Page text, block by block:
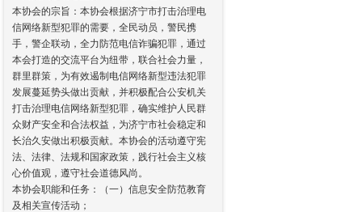
本协会的宗旨：本协会根据济宁市打击治理电
信网络新型犯罪的需要，全民动员，警民携
手，警企联动，全力防范电信诈骗犯罪，通过
本会打造的交流平台为纽带，联合社会力量，
群里群策，为有效遏制电信网络新型违法犯罪
发展蔓延势头做出贡献，并积极配合公安机关
打击治理电信网络新型犯罪，确实维护人民群
众财产安全和合法权益，为济宁市社会稳定和
长治久安做出积极贡献。本协会的活动遵守宪
法、法律、法规和国家政策，践行社会主义核
心价值观，遵守社会道德风尚。
本协会职能和任务：（一）信息安全防范教育
及相关宣传活动；